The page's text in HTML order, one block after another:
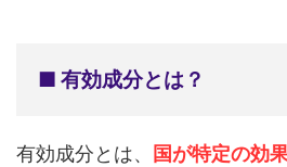
■ 有効成分とは？
有効成分とは、
国が特定の効